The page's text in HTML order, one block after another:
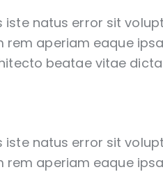
iste natus error sit
aperiam eaque
beatae vitae
iste natus error sit
aperiam eaque